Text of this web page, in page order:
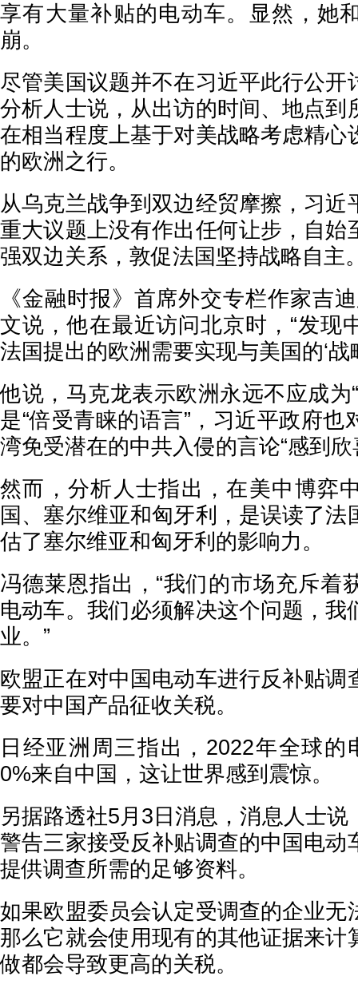
享有大量补贴的电动车。显然，她
崩。
尽管美国议题并不在习近平此行公开
分析人士说，从出访的时间、地点到
在相当程度上基于对美战略考虑精心
的欧洲之行。
从乌克兰战争到双边经贸摩擦，习近
重大议题上没有作出任何让步，自始
强双边关系，敦促法国坚持战略自主
《金融时报》首席外交专栏作家吉
文说，他在最近访问北京时，“发现
法国提出的欧洲需要实现与美国的‘战
他说，马克龙表示欧洲永远不应成为
是“倍受青睐的语言”，习近平政府也
湾免受潜在的中共入侵的言论“感到欣
然而，分析人士指出，在美中博弈
国、塞尔维亚和匈牙利，是误读了法
估了塞尔维亚和匈牙利的影响力。
冯德莱恩指出，“我们的市场充斥着
电动车。我们必须解决这个问题，我
业。”
欧盟正在对中国电动车进行反补贴调
要对中国产品征收关税。
日经亚洲周三指出，2022年全球的
0%来自中国，这让世界感到震惊。
另据路透社5月3日消息，消息人士
警告三家接受反补贴调查的中国电动
提供调查所需的足够资料。
如果欧盟委员会认定受调查的企业无
那么它就会使用现有的其他证据来计
做都会导致更高的关税。